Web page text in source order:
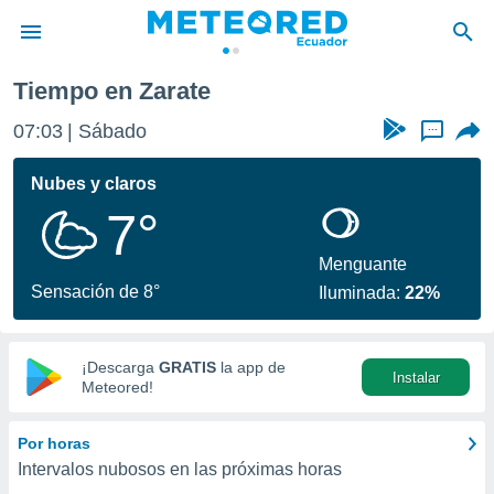
de
ha
calidad.
a este
las
y
digital
basada
Tiempo en Zarate
07:03 Sábado ...
Nubes y claros
7°
Sensación de 8°
Menguante
Iluminada:22%
¡Descarga GRATIS la app de
Meteored!
Instalar
Por horas
Intervalos nubosos en las próximas horas